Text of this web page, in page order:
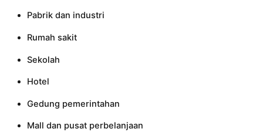
Pabrik dan industri
Rumah sakit
Sekolah
Hotel
Gedung pemerintahan
Mall dan pusat perbelanjaan